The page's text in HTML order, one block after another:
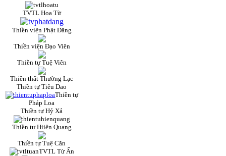
TVTL Hoa Từ
Thiền viện Phật Đăng
Thiền viện Đạo Viên
Thiền tự Tuệ Viên
Thiền thất Thường Lạc
Thiền tự Tiêu Dao
Thiền tự
Pháp Loa
Thiền tự Hỷ Xả
Thiền tự Hiiện Quang
Thiền tự Tuệ Căn
TVTL Từ Ấn